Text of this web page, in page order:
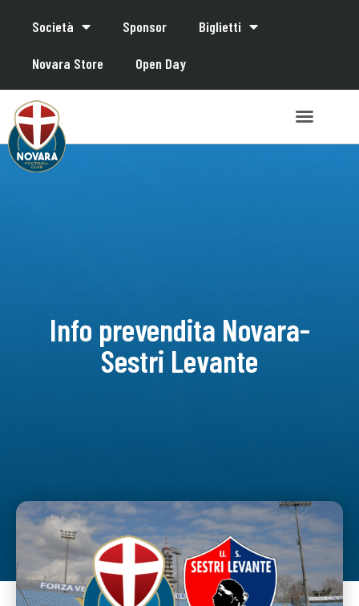
Società Sponsor Biglietti
Novara Store Open Day
Info prevendita Novara-
Sestri Levante